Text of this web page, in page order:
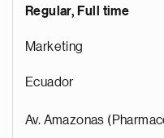
Regular, Full time
Marketing
Ecuador
Av. Amazonas